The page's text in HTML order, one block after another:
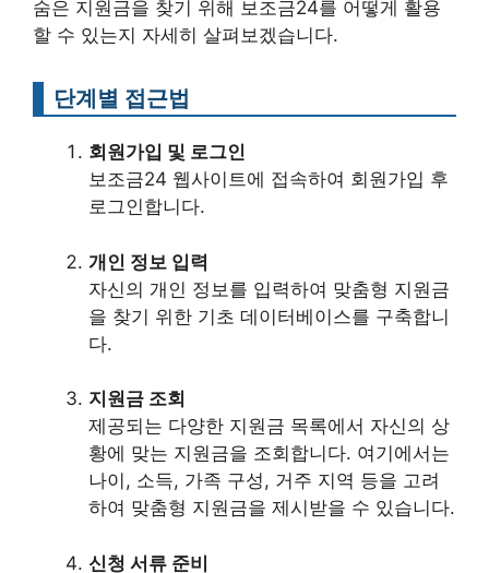
숨은 지원금을 찾기 위해 보조금24를 어떻게 활용
할 수 있는지 자세히 살펴보겠습니다.
단계별 접근법
회원가입 및 로그인
보조금24 웹사이트에 접속하여 회원가입 후
로그인합니다.
개인 정보 입력
자신의 개인 정보를 입력하여 맞춤형 지원금
을 찾기 위한 기초 데이터베이스를 구축합니
다.
지원금 조회
제공되는 다양한 지원금 목록에서 자신의 상
황에 맞는 지원금을 조회합니다. 여기에서는
나이, 소득, 가족 구성, 거주 지역 등을 고려
하여 맞춤형 지원금을 제시받을 수 있습니다.
신청 서류 준비